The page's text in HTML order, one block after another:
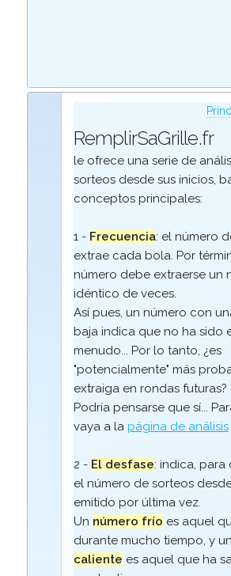
RemplirSaGrille.fr
le ofrece una serie de
sorteos desde sus inicios,
conceptos principales:
1 - Frecuencia: el número
extrae cada bola. Por
número debe extraerse un
idéntico de veces.
Así pues, un número con
baja indica que no ha sido
menudo... Por lo tanto, ¿es
"potencialmente" más
extraiga en rondas futuras?
Podría pensarse que sí...
vaya a la página de análisis
2 - El desfase: indica, para
el número de sorteos
emitido por última vez.
Un número frío es aquel
durante mucho tiempo, y un
caliente es aquel que ha